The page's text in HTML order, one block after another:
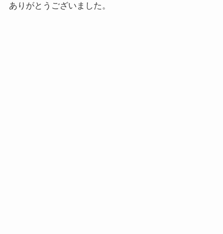
ありがとうございました。